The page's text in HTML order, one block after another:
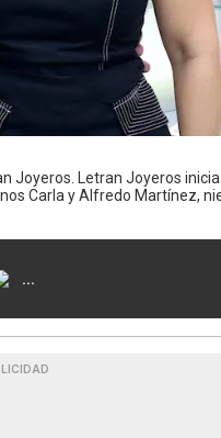
Joyeros. Letran Joyeros
Carla y Alfredo Martínez,
...